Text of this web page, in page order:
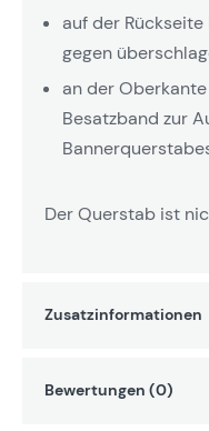
auf der
gegen
an der
Besatzband zur
Der Querstab ist
Zusatzinformationen
Bewertungen (0)